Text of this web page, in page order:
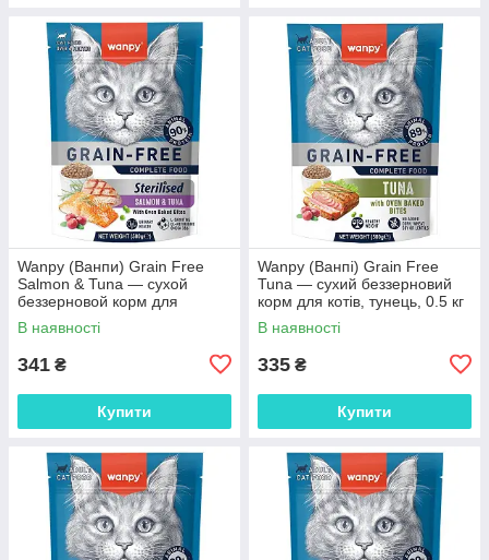
Wanpy (Ванпи) Grain Free
Salmon & Tuna — сухой
беззерновой корм для
стерилизованных кошек,
лосось и тунец, 0,5 кг
В наявності
341 ₴
Купити
Wanpy (Ванпі) Grain Free
Tuna — сухий беззерновий
корм для котів, тунець, 0.5 кг
В наявності
335 ₴
Купити